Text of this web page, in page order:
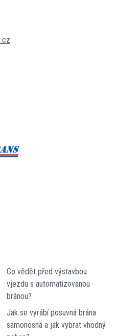
Co vědět před výstavbou
vjezdu s automatizovanou
bránou?
Jak se vyrábí posuvná brána
samonosná a jak vybrat vhodný